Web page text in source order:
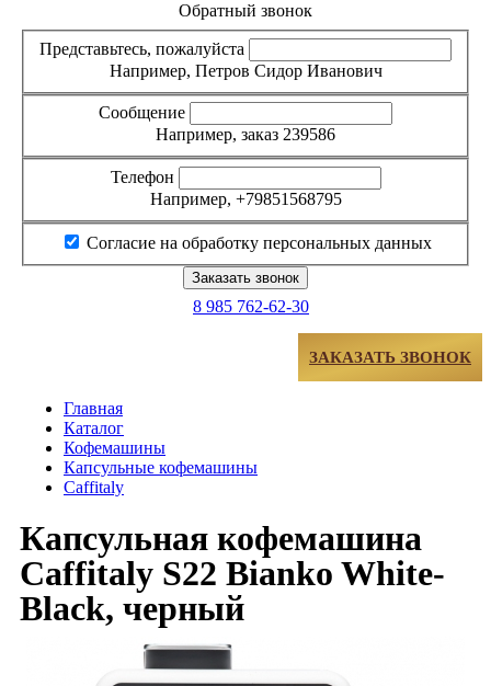
Обратный звонок
Представьтесь, пожалуйста
Например, Петров Сидор Иванович
Сообщение
Например, заказ 239586
Телефон
Например, +79851568795
Согласие на обработку персональных данных
8 985 762-62-30
ЗАКАЗАТЬ ЗВОНОК
Главная
Каталог
Кофемашины
Капсульные кофемашины
Caffitaly
Капсульная кофемашина
Caffitaly S22 Bianko White-
Black, черный